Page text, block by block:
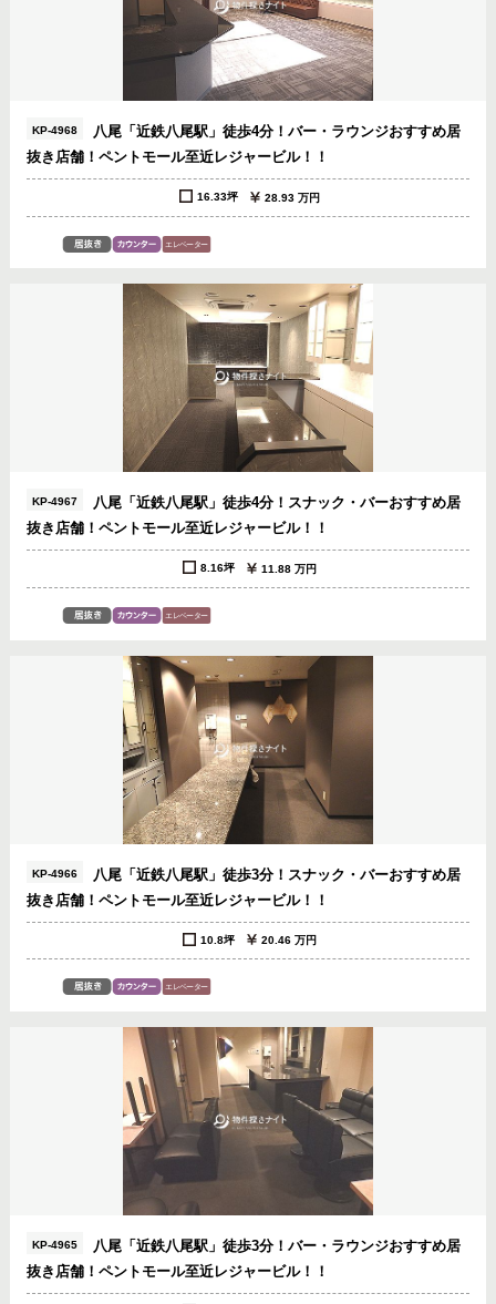
KP-4968
八尾「近鉄八尾駅」徒歩4分！バー・ラウンジおすすめ居
抜き店舗！ペントモール至近レジャービル！！
16.33坪 28.93 万円
KP-4967
八尾「近鉄八尾駅」徒歩4分！スナック・バーおすすめ居
抜き店舗！ペントモール至近レジャービル！！
8.16坪 11.88 万円
KP-4966
八尾「近鉄八尾駅」徒歩3分！スナック・バーおすすめ居
抜き店舗！ペントモール至近レジャービル！！
10.8坪 20.46 万円
KP-4965
八尾「近鉄八尾駅」徒歩3分！バー・ラウンジおすすめ居
抜き店舗！ペントモール至近レジャービル！！